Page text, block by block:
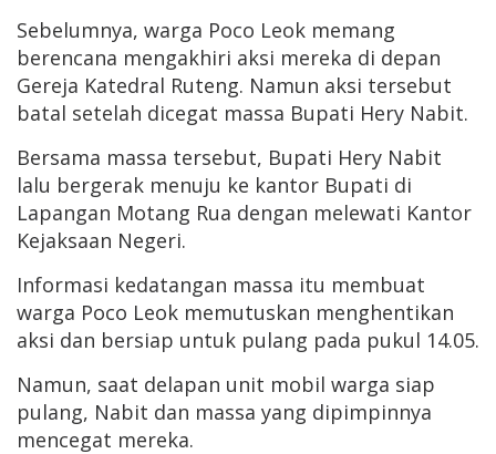
Sebelumnya, warga Poco Leok memang
berencana mengakhiri aksi mereka di depan
Gereja Katedral Ruteng. Namun aksi tersebut
batal setelah dicegat massa Bupati Hery Nabit.
Bersama massa tersebut, Bupati Hery Nabit
lalu bergerak menuju ke kantor Bupati di
Lapangan Motang Rua dengan melewati Kantor
Kejaksaan Negeri.
Informasi kedatangan massa itu membuat
warga Poco Leok memutuskan menghentikan
aksi dan bersiap untuk pulang pada pukul 14.05.
Namun, saat delapan unit mobil warga siap
pulang, Nabit dan massa yang dipimpinnya
mencegat mereka.